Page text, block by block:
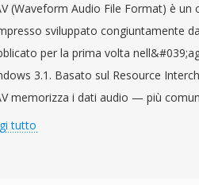
(Waveform Audio File Format) è
sviluppato congiuntamente
per la prima volta
3.1. Basato sul Resource
memorizza i dati audio — più
di codice a impulsi lineare
tutto